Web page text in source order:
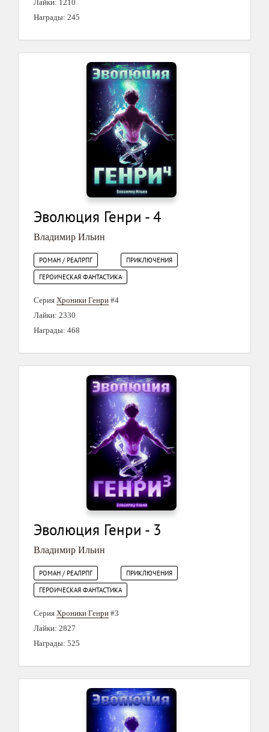
Лайки: 1210
Награды: 245
Эволюция Генри - 4
Владимир Ильин
РОМАН / РЕАЛРПГ
ПРИКЛЮЧЕНИЯ
ГЕРОИЧЕСКАЯ ФАНТАСТИКА
Серия Хроники Генри #4
Лайки: 2330
Награды: 468
Эволюция Генри - 3
Владимир Ильин
РОМАН / РЕАЛРПГ
ПРИКЛЮЧЕНИЯ
ГЕРОИЧЕСКАЯ ФАНТАСТИКА
Серия Хроники Генри #3
Лайки: 2827
Награды: 525